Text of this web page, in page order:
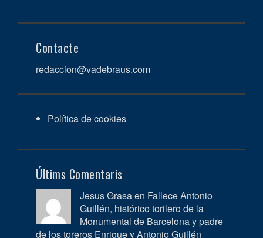
Contacte
redaccion@vadebraus.com
Política de cookies
Últims Comentaris
Jesus Grasa en Fallece Antonio
Guillén, histórico torilero de la
Monumental de Barcelona y padre
de los toreros Enrique y Antonio Guillén